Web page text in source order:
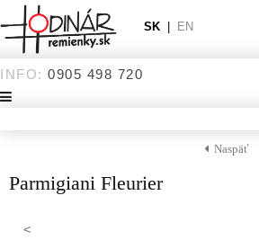
INFO: 0905 498 720
SK EN
Naspäť
Parmigiani Fleurier
<